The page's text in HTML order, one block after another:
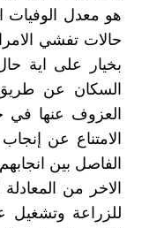
هو معدل
حالات تفشي
بخيار على اية
السكان عن
العزوف عنها في
الامتناع عن
الفاصل بين
الاخر من
للزراعة وتشغيل